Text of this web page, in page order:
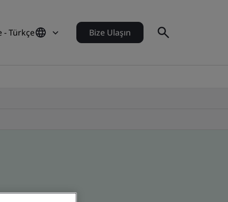
- Türkçe Bize Ulaşın